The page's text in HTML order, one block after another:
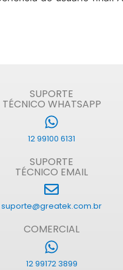
SUPORTE
TÉCNICO WHATSAPP
12 99100 6131
SUPORTE
TÉCNICO EMAIL
suporte@greatek.com.br
COMERCIAL
12 99172 3899